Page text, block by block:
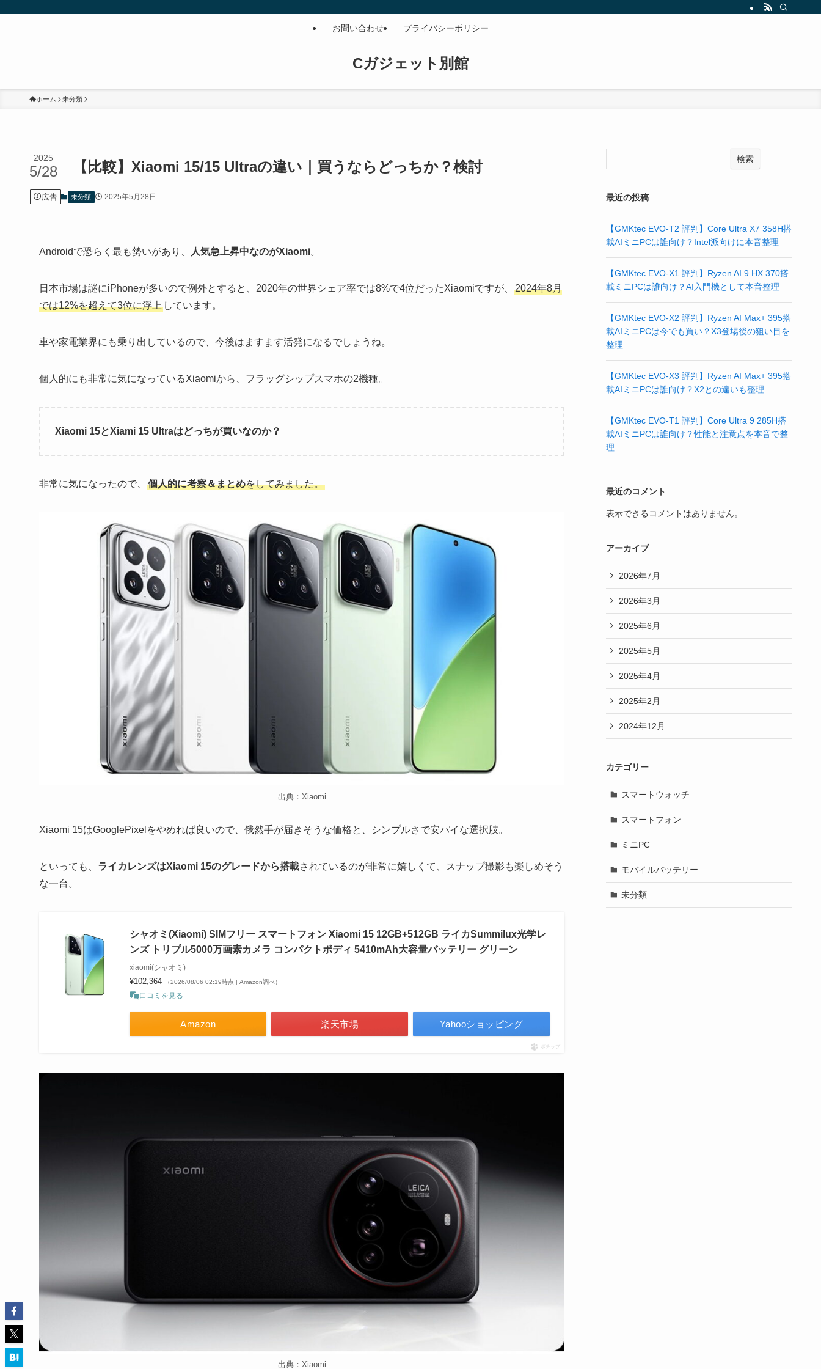
Cガジェット別館
お問い合わせ プライバシーポリシー
ホーム 未分類
【比較】Xiaomi 15/15 Ultraの違い｜買うならどっちか？検討
2025
5/28
広告 未分類 2025年5月28日
Androidで恐らく最も勢いがあり、 人気急上昇中なのがXiaomi。
日本市場は謎にiPhoneが多いので例外とすると、2020年の世界シェア率では8%で4位だったXiaomiですが、
2024年8月
では12%を超えて3位に浮上 しています。
車や家電業界にも乗り出しているので、今後はますます活発になるでしょうね。
個人的にも非常に気になっているXiaomiから、フラッグシップスマホの2機種。
Xiaomi 15とXiami 15 Ultraはどっちが買いなのか？
非常に気になったので、 個人的に考察＆まとめをしてみました。
出典：Xiaomi
Xiaomi 15はGooglePixelをやめれば良いので、俄然手が届きそうな価格と、シンプルさで安パイな選択肢。
といっても、 ライカレンズはXiaomi 15のグレードから搭載されているのが非常に嬉しくて、スナップ撮影も楽しめそう
な一台。
シャオミ(Xiaomi) SIMフリー スマートフォン Xiaomi 15 12GB+512GB ライカSummilux光学レ
ンズ トリプル5000万画素カメラ コンパクトボディ 5410mAh大容量バッテリー グリーン
xiaomi(シャオミ)
¥102,364 （2026/08/06 02:19時点 | Amazon調べ）
口コミを見る
Amazon 楽天市場 Yahooショッピング
ポチップ
出典：Xiaomi
検索
最近の投稿
【GMKtec EVO-T2 評判】Core Ultra X7 358H搭
載AIミニPCは誰向け？Intel派向けに本音整理
【GMKtec EVO-X1 評判】Ryzen AI 9 HX 370搭
載ミニPCは誰向け？AI入門機として本音整理
【GMKtec EVO-X2 評判】Ryzen AI Max+ 395搭
載AIミニPCは今でも買い？X3登場後の狙い目を
整理
【GMKtec EVO-X3 評判】Ryzen AI Max+ 395搭
載AIミニPCは誰向け？X2との違いも整理
【GMKtec EVO-T1 評判】Core Ultra 9 285H搭
載AIミニPCは誰向け？性能と注意点を本音で整
理
最近のコメント
表示できるコメントはありません。
アーカイブ
2026年7月
2026年3月
2025年6月
2025年5月
2025年4月
2025年2月
2024年12月
カテゴリー
スマートウォッチ
スマートフォン
ミニPC
モバイルバッテリー
未分類